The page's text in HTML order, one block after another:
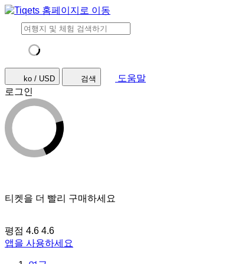
ko / USD 검색
도움말
로그인
티켓을 더 빨리 구매하세요
평점 4.6 4.6
앱을 사용하세요